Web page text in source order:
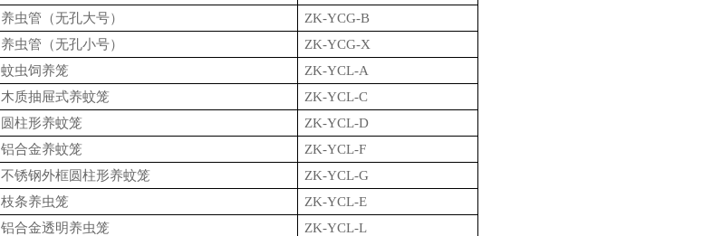
养虫管（无孔大号）
ZK-YCG-B
养虫管（无孔小号）
ZK-YCG-X
蚊虫饲养笼
ZK-YCL-A
木质抽屉式养蚊笼
ZK-YCL-C
圆柱形养蚊笼
ZK-YCL-D
铝合金养蚊笼
ZK-YCL-F
不锈钢外框圆柱形养蚊笼
ZK-YCL-G
枝条养虫笼
ZK-YCL-E
铝合金透明养虫笼
ZK-YCL-L